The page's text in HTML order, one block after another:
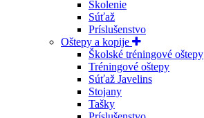
Školenie
Súťaž
Príslušenstvo
Oštepy a kopije
Školské tréningové oštepy
Tréningové oštepy
Súťaž Javelins
Stojany
Tašky